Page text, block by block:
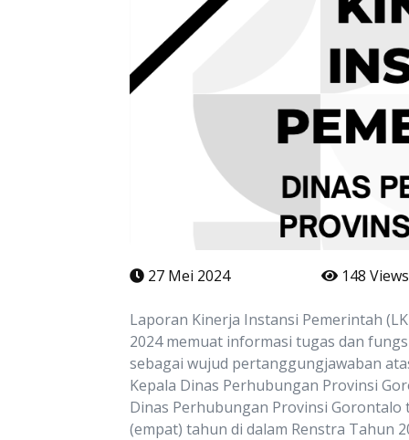
27 Mei 2024 148 Views
Laporan Kinerja Instansi Pemerintah
2024 memuat informasi tugas dan
sebagai wujud pertanggungjawaban
Kepala Dinas Perhubungan Provinsi
Dinas Perhubungan Provinsi
(empat) tahun di dalam Renstra Tahun